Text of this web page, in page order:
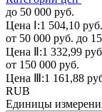
до 50 000 руб.
Цена Ⅰ:1 504,10 руб.
от 50 000 руб. до
Цена Ⅱ:1 332,99
от 150 000 руб.
Цена Ⅲ:1 161,88
RUB
Единицы